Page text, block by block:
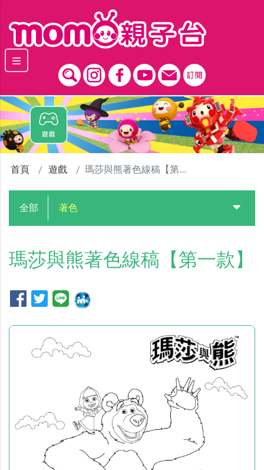
首頁 遊戲 瑪莎與熊著色線稿【第一款】
全部 著色
瑪莎與熊著色線稿【第一款】